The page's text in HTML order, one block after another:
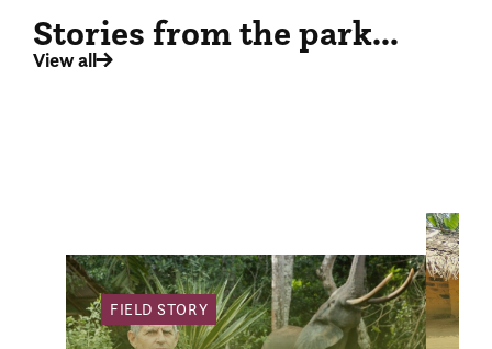
Stories from the park...
View all
FIELD STORY